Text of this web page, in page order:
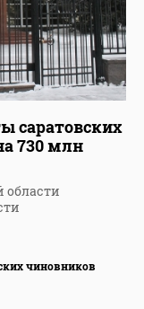
саратовских
730 млн
области
чиновников